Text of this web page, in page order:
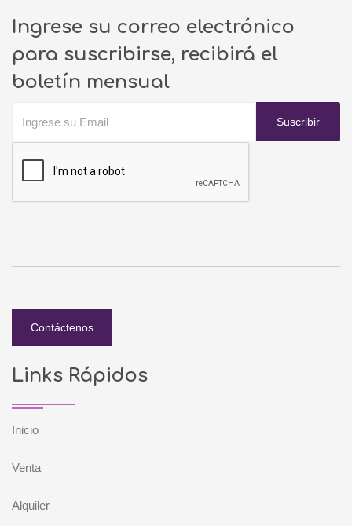
Ingrese su correo electrónico
para suscribirse, recibirá el
boletín mensual
Suscribir
Contáctenos
Links Rápidos
Inicio
Venta
Alquiler